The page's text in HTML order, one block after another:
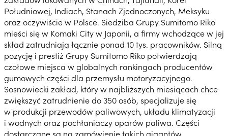
Południowej, Indiach, Stanach Zjednoczonych, Meksyku
oraz oczywiście w Polsce. Siedziba Grupy Sumitomo Riko
mieści się w Komaki City w Japonii, a firmy wchodzące w jej
skład zatrudniają łącznie ponad 10 tys. pracowników. Silną
pozycję i prestiż Grupy Sumitomo Riko potwierdzają
czołowe miejsca w globalnych rankingach producentów
gumowych części dla przemysłu motoryzacyjnego.
Sosnowiecki zakład, który w najbliższych miesiącach chce
zwiększyć zatrudnienie do 350 osób, specjalizuje się
w produkcji przewodów paliwowych, układu klimatyzacji
i wodnych oraz pochłaniaczy oparów paliwa. Części
dostarczane są na zamówienie takich gigantów